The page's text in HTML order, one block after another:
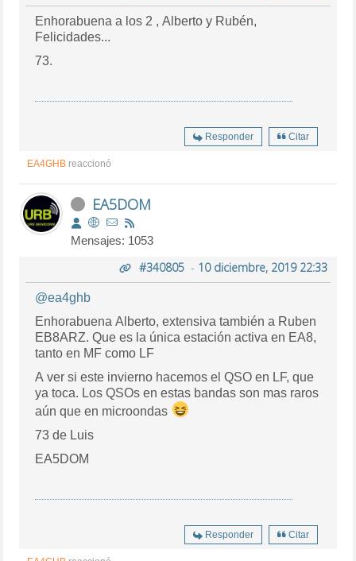
Enhorabuena a los 2 , Alberto y Rubén,
Felicidades...
73.
Responder Citar
EA4GHB reaccionó
EA5DOM
Mensajes: 1053
#340805- 10 diciembre, 2019 22:33
@ea4ghb
Enhorabuena Alberto, extensiva también a Ruben
EB8ARZ. Que es la única estación activa en EA8,
tanto en MF como LF
A ver si este invierno hacemos el QSO en LF, que
ya toca. Los QSOs en estas bandas son mas raros
aún que en microondas
73 de Luis
EA5DOM
Responder Citar